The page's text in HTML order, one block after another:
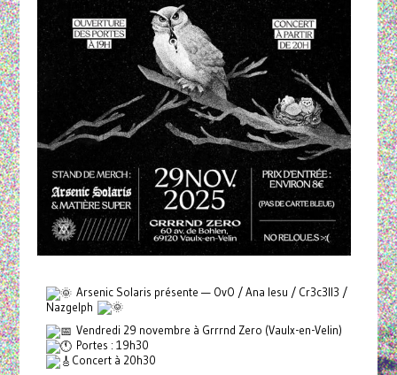
Arsenic Solaris présente — OvO / Ana Iesu / Cr3c3ll3 /
Nazgelph
Vendredi 29 novembre à Grrrnd Zero (Vaulx-en-Velin)
Portes : 19h30
Concert à 20h30